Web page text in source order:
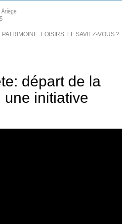
PATRIMOINE LOISIRS LE SAVIEZ-VOUS ?
départ de la
une initiative